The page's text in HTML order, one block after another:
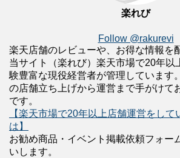
楽れび
Follow @rakurevi
楽天店舗のレビューや、お得な情報を
当サイト（楽れび）楽天市場で20年以
験豊富な現役経営者が管理しています
の店舗立ち上げから運営まで手がけて
です。
【楽天市場で20年以上店舗運営をして
は】
お勧め商品・イベント掲載依頼フォー
いします。